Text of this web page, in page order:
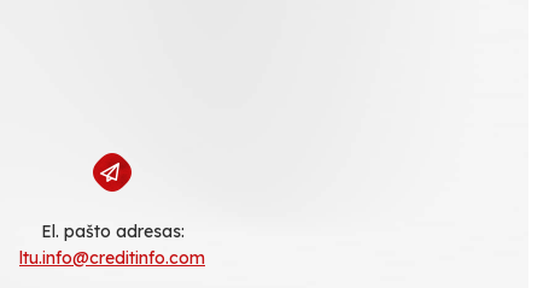
El. pašto adresas:
ltu.info@creditinfo.com